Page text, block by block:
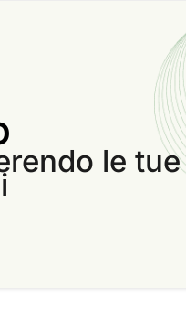
le tue